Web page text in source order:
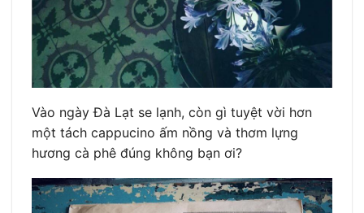
Vào ngày Đà Lạt se lạnh, còn gì tuyệt vời hơn
một tách cappucino ấm nồng và thơm lựng
hương cà phê đúng không bạn ơi?